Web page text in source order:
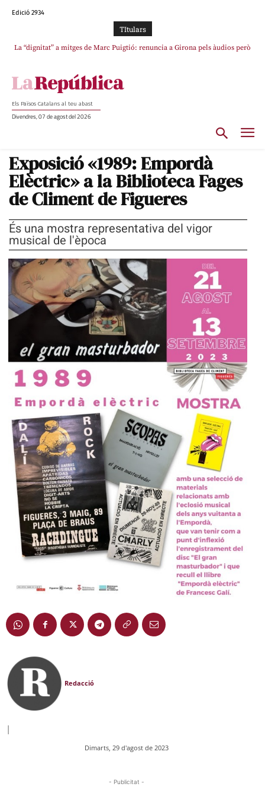
Edició 2934
TItulars
La “dignitat” a mitges de Marc Puigtió: renuncia a Girona pels àudios però
Els Països Catalans al teu abast
Divendres, 07 de agost del 2026
Exposició «1989: Empordà
Elèctric» a la Biblioteca Fages
de Climent de Figueres
És una mostra representativa del vigor
musical de l'època
Redacció
|
Dimarts, 29 d'agost de 2023
- Publicitat -